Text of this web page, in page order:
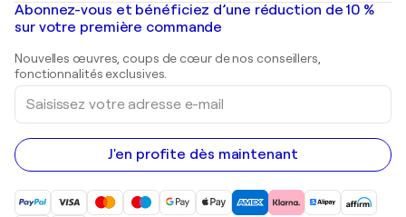
Shepard Fairey
Peintures de paysage
Estampes
Peintures acryliques
Galeries d'art en France
Galeries d'art en Belgique
Abonnez-vous et bénéficiez d’une réduction de 10 %
sur votre première commande
Nouvelles œuvres, coups de cœur de nos conseillers,
fonctionnalités exclusives.
Saisissez
votre
adresse
e-
mail
J'en profite dès maintenant